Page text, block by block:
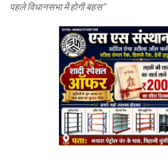
पहले विधानसभा में होगी बहस”